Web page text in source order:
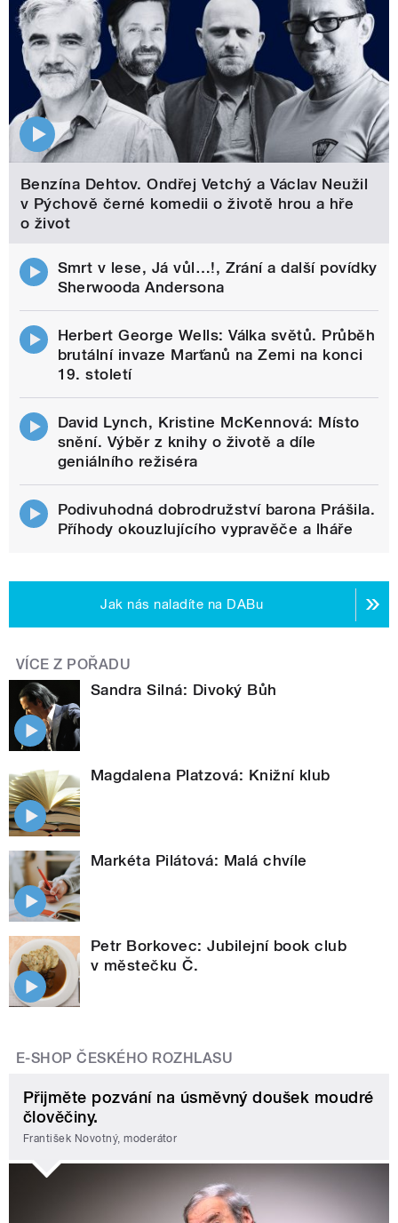
Benzína Dehtov. Ondřej Vetchý a Václav Neužil
v Pýchově černé komedii o životě hrou a hře
o život
Smrt v lese, Já vůl…!, Zrání a další povídky
Sherwooda Andersona
Herbert George Wells: Válka světů. Průběh
brutální invaze Marťanů na Zemi na konci
19. století
David Lynch, Kristine McKennová: Místo
snění. Výběr z knihy o životě a díle
geniálního režiséra
Podivuhodná dobrodružství barona Prášila.
Příhody okouzlujícího vypravěče a lháře
Jak nás naladíte na DABu
VÍCE Z POŘADU
Sandra Silná: Divoký Bůh
Magdalena Platzová: Knižní klub
Markéta Pilátová: Malá chvíle
Petr Borkovec: Jubilejní book club
v městečku Č.
E-SHOP ČESKÉHO ROZHLASU
Přijměte pozvání na úsměvný doušek moudré
člověčiny.
František Novotný, moderátor